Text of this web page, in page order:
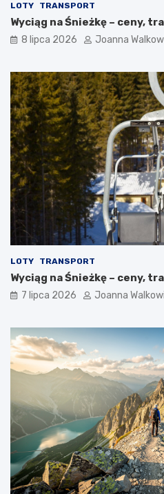
LOTY TRANSPORT
Wyciąg na Śnieżkę – ceny,
8 lipca 2026 Joanna
LOTY TRANSPORT
Wyciąg na Śnieżkę – ceny,
7 lipca 2026 Joanna